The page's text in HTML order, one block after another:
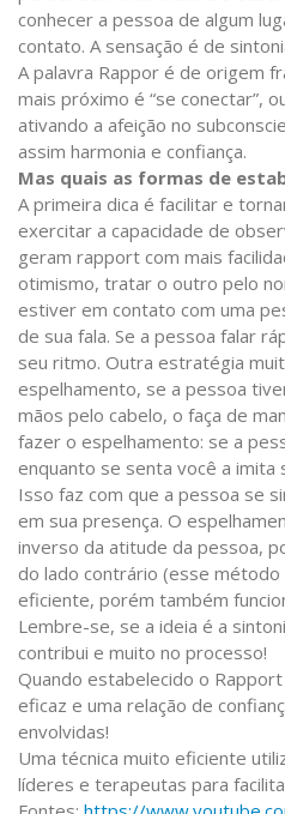
conhecer a pessoa de algum
contato. A sensação é de
A palavra Rappor é de origem
mais próximo é “se conectar”,
ativando a afeição no
assim harmonia e confiança.
Mas quais as formas de
A primeira dica é facilitar e
exercitar a capacidade de
geram rapport com mais
otimismo, tratar o outro pelo
estiver em contato com uma
de sua fala. Se a pessoa falar
seu ritmo. Outra estratégia
espelhamento, se a pessoa
mãos pelo cabelo, o faça de
fazer o espelhamento: se a
enquanto se senta você a imita
Isso faz com que a pessoa se
em sua presença. O
inverso da atitude da pessoa,
do lado contrário (esse método
eficiente, porém também
Lembre-se, se a ideia é a
contribui e muito no processo!
Quando estabelecido o
eficaz e uma relação de
envolvidas!
Uma técnica muito eficiente
líderes e terapeutas para